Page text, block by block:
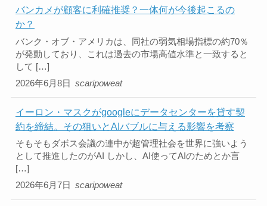
バンカメが顧客に利確推奨？一体何が今後起こるの
か？
2026年6月8日
バンク・オブ・アメリカは、同社の弱気相場指標の約70％
が発動しており、これは過去の市場高値水準と一致すると
して […]
scaripoweat
イーロン・マスクがgoogleにデータセンターを貸す契
約を締結。その狙いとAIバブルに与える影響を考察
2026年6月7日
そもそもダボス会議の連中が超管理社会を世界に強いよう
として推進したのがAI しかし、AI使ってAIのためとか言
[…]
scaripoweat